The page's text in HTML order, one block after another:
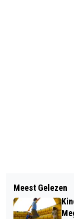
RIJBEWIJS
DINSDAG
Meest Gelezen